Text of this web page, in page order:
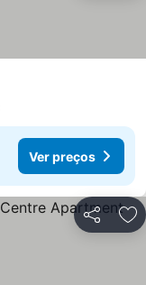
Ver preços
Partilhar